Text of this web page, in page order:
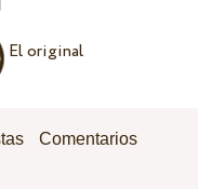
El original
Comentarios